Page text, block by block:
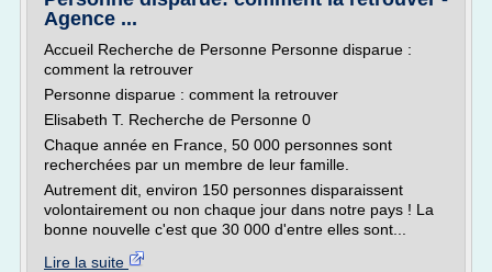
Agence ...
Accueil Recherche de Personne Personne disparue :
comment la retrouver
Personne disparue : comment la retrouver
Elisabeth T. Recherche de Personne 0
Chaque année en France, 50 000 personnes sont
recherchées par un membre de leur famille.
Autrement dit, environ 150 personnes disparaissent
volontairement ou non chaque jour dans notre pays ! La
bonne nouvelle c'est que 30 000 d'entre elles sont...
Lire la suite